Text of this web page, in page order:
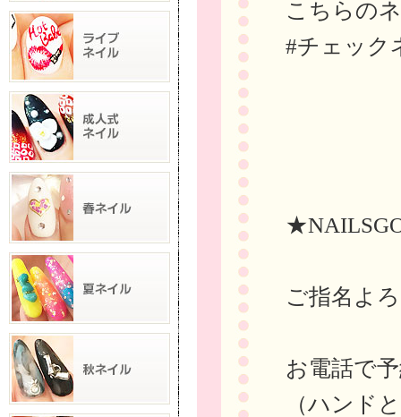
こちらの
#チェック
ご指名よ
お電話で
（ハンド